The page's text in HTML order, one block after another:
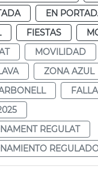
EN
FIESTAS
MOVILIDAD
ZONA AZUL
REGULAT